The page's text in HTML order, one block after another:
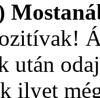
után
ilyet